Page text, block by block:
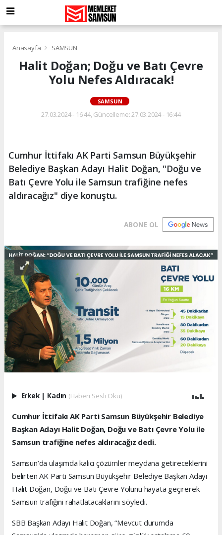
Anasayfa SAMSUN
Halit Doğan; Doğu ve Batı Çevre
Yolu Nefes Aldıracak!
SAMSUN
27.03.2024 - 16:44, Güncelleme: 27.03.2024 - 16:44
Cumhur İttifakı AK Parti Samsun Büyükşehir
Belediye Başkan Adayı Halit Doğan, "Doğu ve
Batı Çevre Yolu ile Samsun trafiğine nefes
aldıracağız" diye konuştu.
ABONE OL
Erkek | Kadın (Haberi Sesli Oku)
Cumhur İttifakı AK Parti Samsun Büyükşehir Belediye
Başkan Adayı Halit Doğan, Doğu ve Batı Çevre Yolu ile
Samsun trafiğine nefes aldıracağız dedi.
Samsun’da ulaşımda kalıcı çözümler meydana getireceklerini
belirten AK Parti Samsun Büyükşehir Belediye Başkan Adayı
Halit Doğan, Doğu ve Batı Çevre Yolunu hayata geçirerek
Samsun trafiğini rahatlatacaklarını söyledi.
SBB Başkan Adayı Halit Doğan, “Mevcut durumda